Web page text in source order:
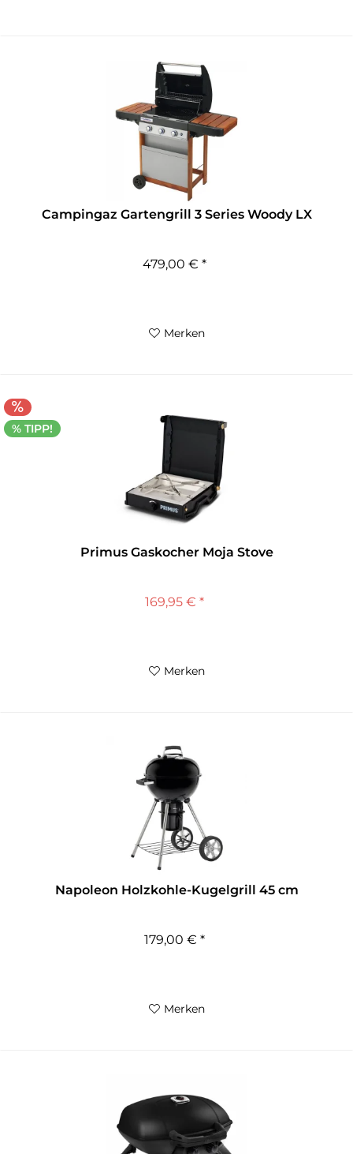
Campingaz Gartengrill 3 Series Woody LX
479,00 € *
Merken
% TIPP!
Primus Gaskocher Moja Stove
169,95 € *
Merken
Napoleon Holzkohle-Kugelgrill 45 cm
179,00 € *
Merken